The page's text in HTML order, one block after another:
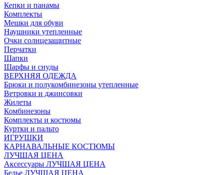
Кепки и панамы
Комплекты
Мешки для обуви
Наушники утепленные
Очки солнцезащитные
Перчатки
Шапки
Шарфы и снуды
ВЕРХНЯЯ ОДЕЖДА
Брюки и полукомбинезоны утепленные
Ветровки и джинсовки
Жилеты
Комбинезоны
Комплекты и костюмы
Куртки и пальто
ИГРУШКИ
КАРНАВАЛЬНЫЕ КОСТЮМЫ
ЛУЧШАЯ ЦЕНА
Аксессуары ЛУЧШАЯ ЦЕНА
Белье ЛУЧШАЯ ЦЕНА